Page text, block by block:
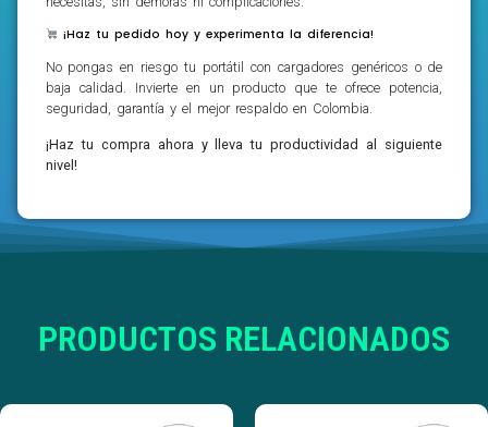
¡Haz tu pedido hoy y experimenta la diferencia!
No pongas en riesgo tu portátil con cargadores genéricos o de
baja calidad. Invierte en un producto que te ofrece potencia,
seguridad, garantía y el mejor respaldo en Colombia.
¡Haz tu compra ahora y lleva tu productividad al siguiente
nivel!
PRODUCTOS RELACIONADOS